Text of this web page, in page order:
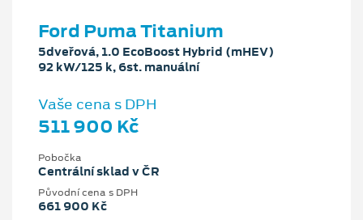
Ford Puma Titanium
5dveřová, 1.0 EcoBoost Hybrid (mHEV)
92 kW/125 k, 6st. manuální
Vaše cena s DPH
511 900 Kč
Pobočka
Centrální sklad v ČR
Původní cena s DPH
661 900 Kč